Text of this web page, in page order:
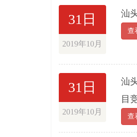
31日
2019年10月
汕
查
31日
2019年10月
汕
目
查